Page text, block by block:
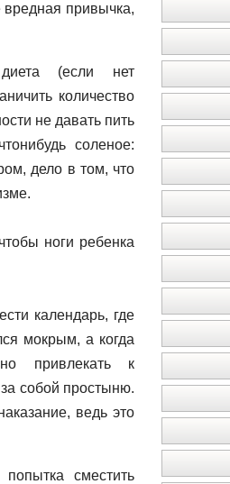
привычка,
(если нет
количество
не давать пить
соленое:
дело в том, что
ноги ребенка
календарь, где
мокрым, а когда
привлекать к
собой простыню.
ведь это
сместить